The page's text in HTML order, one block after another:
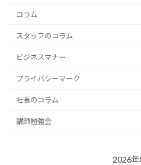
コラム
スタッフのコラム
ビジネスマナー
プライバシーマーク
社長のコラム
講師勉強会
2026年